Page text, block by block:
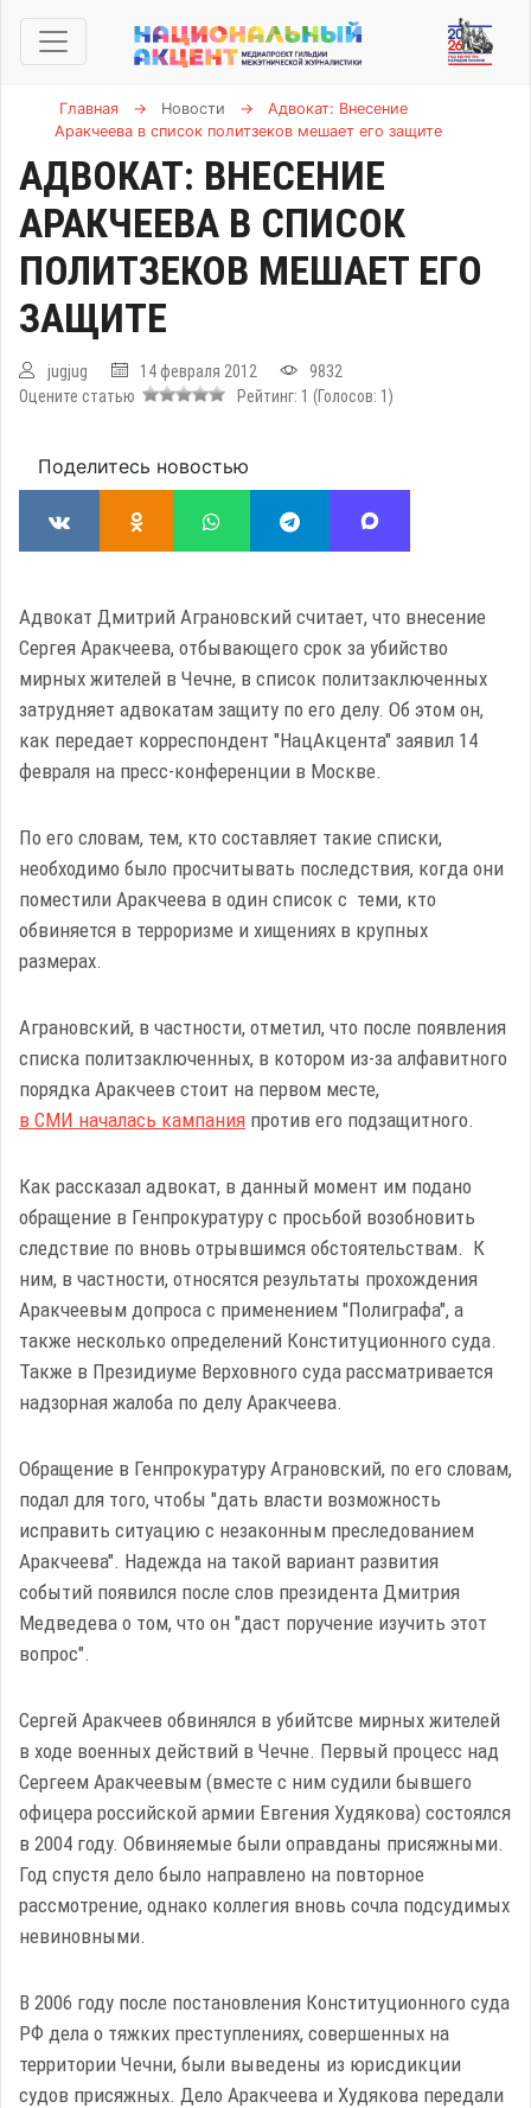
Главная → Новости →
Адвокат: Внесение
Аракчеева в список политзеков мешает его защите
АДВОКАТ: ВНЕСЕНИЕ
АРАКЧЕЕВА В СПИСОК
ПОЛИТЗЕКОВ МЕШАЕТ ЕГО
ЗАЩИТЕ
jugjug 14 февраля 2012
9832
Оцените статью
Рейтинг: 1 (Голосов: 1 )
Поделитесь новостью
Адвокат Дмитрий Аграновский считает, что внесение
Сергея Аракчеева, отбывающего срок за убийство
мирных жителей в Чечне, в список политзаключенных
затрудняет адвокатам защиту по его делу. Об этом он,
как передает корреспондент "НацАкцента" заявил 14
февраля на пресс-конференции в Москве.
По его словам, тем, кто составляет такие списки,
необходимо было просчитывать последствия, когда они
поместили Аракчеева в один список с теми, кто
обвиняется в терроризме и хищениях в крупных
размерах.
Аграновский, в частности, отметил, что после появления
списка политзаключенных, в котором из-за алфавитного
порядка Аракчеев стоит на первом месте,
в СМИ началась кампания против его подзащитного.
Как рассказал адвокат, в данный момент им подано
обращение в Генпрокуратуру с просьбой возобновить
следствие по вновь отрывшимся обстоятельствам. К
ним, в частности, относятся результаты прохождения
Аракчеевым допроса с применением "Полиграфа", а
также несколько определений Конституционного суда.
Также в Президиуме Верховного суда рассматривается
надзорная жалоба по делу Аракчеева.
Обращение в Генпрокуратуру Аграновский, по его словам,
подал для того, чтобы "дать власти возможность
исправить ситуацию с незаконным преследованием
Аракчеева". Надежда на такой вариант развития
событий появился после слов президента Дмитрия
Медведева о том, что он "даст поручение изучить этот
вопрос".
Сергей Аракчеев обвинялся в убийтсве мирных жителей
в ходе военных действий в Чечне. Первый процесс над
Сергеем Аракчеевым (вместе с ним судили бывшего
офицера российской армии Евгения Худякова) состоялся
в 2004 году. Обвиняемые были оправданы присяжными.
Год спустя дело было направлено на повторное
рассмотрение, однако коллегия вновь сочла подсудимых
невиновными.
В 2006 году после постановления Конституционного суда
РФ дела о тяжких преступлениях, совершенных на
территории Чечни, были выведены из юрисдикции
судов присяжных. Дело Аракчеева и Худякова передали